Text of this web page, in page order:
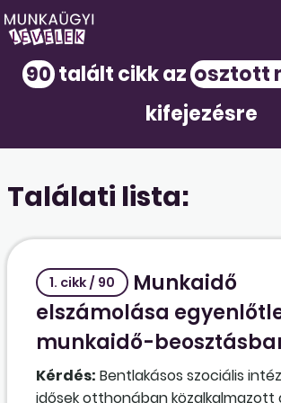
90talált cikk az osztott
kifejezésre
Találati lista:
1. cikk / 90
Munkaidő
elszámolása
munkaidő-
Kérdés: Bentlakásos szociális
idősek otthonában közalkalmazott